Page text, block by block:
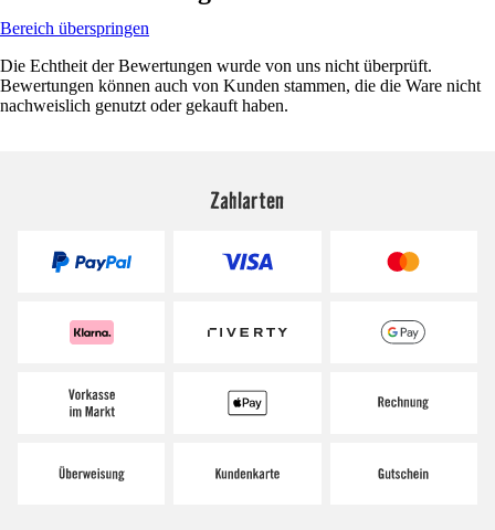
Bereich überspringen
Die Echtheit der Bewertungen wurde von uns nicht überprüft.
Bewertungen können auch von Kunden stammen, die die Ware nicht
nachweislich genutzt oder gekauft haben.
Zahlarten